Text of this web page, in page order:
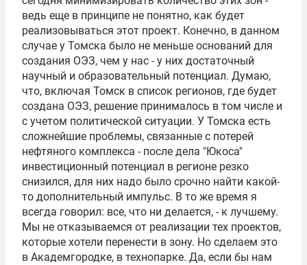
ведь еще в принципе не понятно, как будет
реализовываться этот проект. Конечно, в данном
случае у Томска было не меньше оснований для
создания ОЭЗ, чем у нас - у них достаточный
научный и образовательный потенциал. Думаю,
что, включая Томск в список регионов, где будет
создана ОЭЗ, решение принималось в том числе и
с учетом политической ситуации. У Томска есть
сложнейшие проблемы, связанные с потерей
нефтяного комплекса - после дела "Юкоса"
инвестиционный потенциал в регионе резко
снизился, для них надо было срочно найти какой-
то дополнительный импульс. В то же время я
всегда говорил: все, что ни делается, - к лучшему.
Мы не отказываемся от реализации тех проектов,
которые хотели перенести в зону. Но сделаем это
в Академгородке, в технопарке. Да, если бы нам